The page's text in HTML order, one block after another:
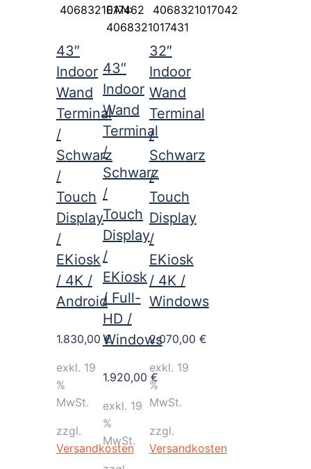
4068321017462
43″
Indoor
Wand
Terminal
/
Schwarz
/
Touch
Display
/
EKiosk
/ 4K /
Android
1.830,00€
exkl. 19
%
MwSt.
zzgl.
Versandkosten
EAN:
4068321017431
43″
Indoor
Wand
Terminal
/
Schwarz
/
Touch
Display
/
EKiosk
/ Full-
HD /
Windows
1.920,00 €
exkl. 19
%
MwSt.
4068321017042
32″
Indoor
Wand
Terminal
/
Schwarz
/
Touch
Display
/
EKiosk
/ 4K /
Windows
2.070,00 €
exkl. 19
%
MwSt.
zzgl.
Versandkosten